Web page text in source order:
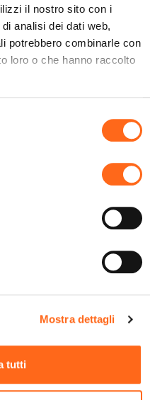
il nostro sito con i
analisi dei dati web,
potrebbero combinarle con
loro o che hanno raccolto
Mostra dettagli
tutti
Viaggio?